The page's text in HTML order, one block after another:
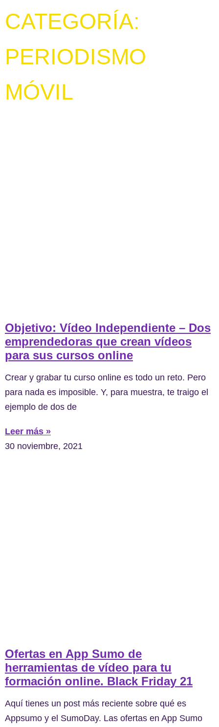
CATEGORÍA:
PERIODISMO
MÓVIL
Objetivo: Vídeo Independiente – Dos
emprendedoras que crean vídeos
para sus cursos online
Crear y grabar tu curso online es todo un reto. Pero
para nada es imposible. Y, para muestra, te traigo el
ejemplo de dos de
Leer más »
30 noviembre, 2021
Ofertas en App Sumo de
herramientas de vídeo para tu
formación online. Black Friday 21
Aquí tienes un post más reciente sobre qué es
Appsumo y el SumoDay. Las ofertas en App Sumo